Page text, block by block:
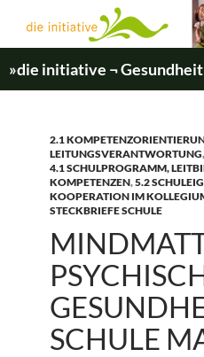
Inhalt
springen
2.1
LEITUNGSVERANTWORTUNG,
4.1 SCHULPROGRAMM,
KOMPETENZEN,5.2
KOOPERATION IM
STECKBRIEFE SCHULE
SCHULE